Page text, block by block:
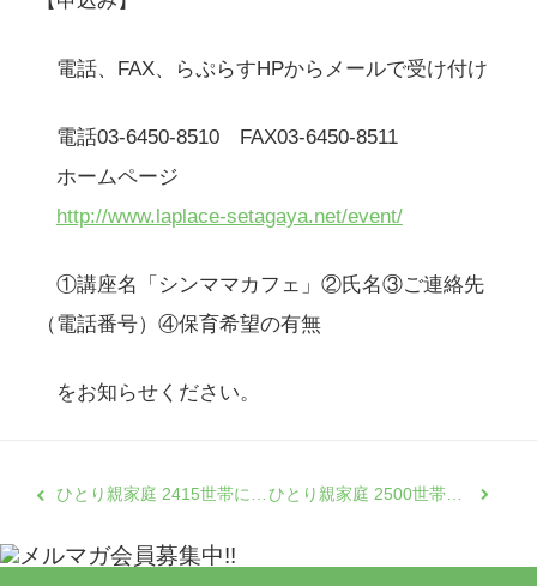
電話、FAX、らぷらすHPからメールで受け付け
電話03-6450-8510 FAX03-6450-8511
ホームページ
http://www.laplace-setagaya.net/event/
①講座名「シンママカフェ」②氏名③ご連絡先
（電話番号）④保育希望の有無
をお知らせください。
ひとり親家庭 2415世帯に支援パッケージをお送りしました！〜3月報告